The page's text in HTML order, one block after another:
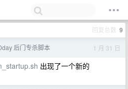
回复总数 9
后门专杀脚本 1 月 31 日
出现了一个新的